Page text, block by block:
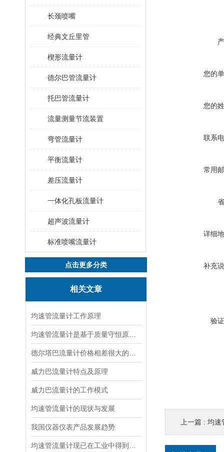
长颈喷嘴
经典文丘里管
楔形流量计
德尔巴管流量计
托巴管流量计
流量测量节流装置
弯管流量计
平衡流量计
差压流量计
一体化孔板流量计
超声波流量计
标准喷嘴流量计
点击更多分类
相关文章
均速管流量计工作原理
威力巴流量计特点及原理
威力巴流量计的工作模式
均速管流量计的现状与发展
我国仪器仪表产品发展趋势
您的
您的
联系
常用
详细
补充
验
上一篇 : 均速